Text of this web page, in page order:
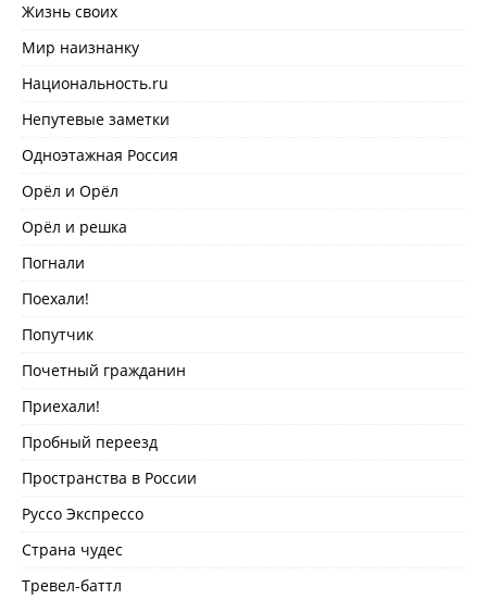
Жизнь своих
Мир наизнанку
Национальность.ru
Непутевые заметки
Одноэтажная Россия
Орёл и Орёл
Орёл и решка
Погнали
Поехали!
Попутчик
Почетный гражданин
Приехали!
Пробный переезд
Пространства в России
Руссо Экспрессо
Страна чудес
Тревел-баттл